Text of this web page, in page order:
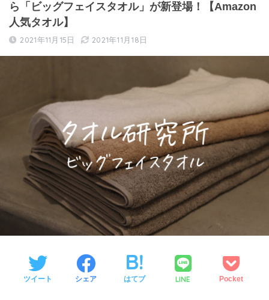
ら「ビッグフェイスタオル」が新登場！【Amazon
人気タオル】
2021年11月15日 2021年11月18日
ツイート シェア はてブ LINE Pocket